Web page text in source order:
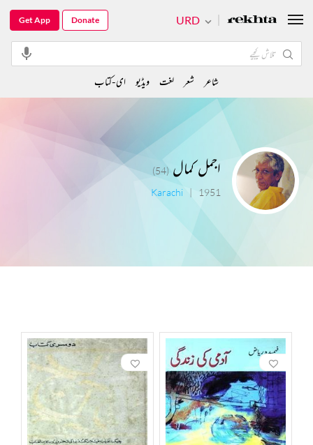
اجمل کمال (54)
1951
|
Karachi
URD
Get App Donate
شاعر شعر لغت ویڈیو ای-کتاب